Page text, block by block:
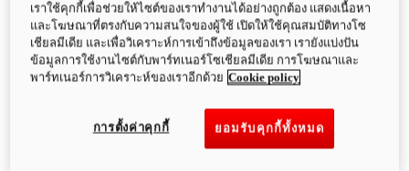
เราใช้คุกกี้เพื่อช่วยให้ไซต์ของเราทำงานได้อย่างถูกต้อง แสดงเนื้อหา
และโฆษณาที่ตรงกับความสนใจของผู้ใช้ เปิดให้ใช้คุณสมบัติทางโซ
เชียลมีเดีย และเพื่อวิเคราะห์การเข้าถึงข้อมูลของเรา เรายังแบ่งปัน
ข้อมูลการใช้งานไซต์กับพาร์ทเนอร์โซเชียลมีเดีย การโฆษณาและ
พาร์ทเนอร์การวิเคราะห์ของเราอีกด้วย Cookie policy
ยอมรับคุกกี้ทั้งหมด
การตั้งค่าคุกกี้